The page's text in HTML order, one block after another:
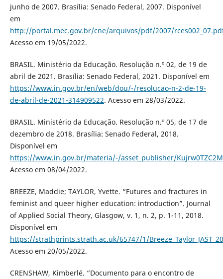
junho de 2007. Brasília: Senado Federal, 2007. Disponível
em
http://portal.mec.gov.br/cne/arquivos/pdf/2007/
Acesso em 19/05/2022.
BRASIL. Ministério da Educação. Resolução n.º 02, de 19 de
abril de 2021. Brasília: Senado Federal, 2021. Disponível em
https://www.in.gov.br/en/web/dou/-/resolucao-n-2-de-19-
de-abril-de-2021-314909522. Acesso em 28/03/2022.
BRASIL. Ministério da Educação. Resolução n.º 05, de 17 de
dezembro de 2018. Brasília: Senado Federal, 2018.
Disponível em
https://www.in.gov.br/materia/-/asset_publisher/
Acesso em 08/04/2022.
BREEZE, Maddie; TAYLOR, Yvette. “Futures and fractures in
feminist and queer higher education: introduction”. Journal
of Applied Social Theory, Glasgow, v. 1, n. 2, p. 1-11, 2018.
Disponível em
https://strathprints.strath.ac.uk/65747/1/
Acesso em 20/05/2022.
CRENSHAW, Kimberlé. “Documento para o encontro de